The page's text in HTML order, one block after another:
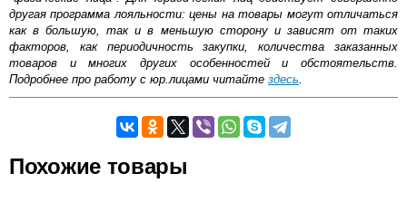
другая программа лояльности: цены на товары могут отличаться
как в большую, так и в меньшую сторону и зависят от таких
факторов, как периодичность закупки, количества заказанных
товаров и многих других особенностей и обстоятельств.
Подробнее про работу с юр.лицами читайте здесь.
Похожие товары